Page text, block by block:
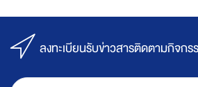
ลงทะเบียนรับข่าวสารติดตามกิจกร